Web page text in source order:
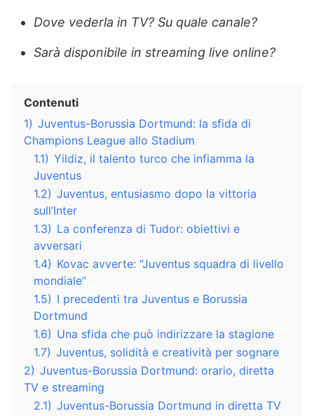
Dove vederla in TV? Su quale canale?
Sarà disponibile in streaming live online?
Contenuti
1) Juventus-Borussia Dortmund: la sfida di
Champions League allo Stadium
1.1) Yildiz, il talento turco che infiamma la
Juventus
1.2) Juventus, entusiasmo dopo la vittoria
sull’Inter
1.3) La conferenza di Tudor: obiettivi e
avversari
1.4) Kovac avverte: “Juventus squadra di livello
mondiale”
1.5) I precedenti tra Juventus e Borussia
Dortmund
1.6) Una sfida che può indirizzare la stagione
1.7) Juventus, solidità e creatività per sognare
2) Juventus-Borussia Dortmund: orario, diretta
TV e streaming
2.1) Juventus-Borussia Dortmund in diretta TV